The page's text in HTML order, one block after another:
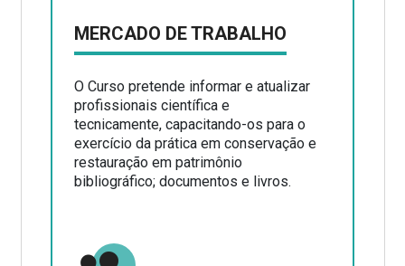
MERCADO DE TRABALHO
O Curso pretende informar e atualizar
profissionais científica e
tecnicamente, capacitando-os para o
exercício da prática em conservação e
restauração em patrimônio
bibliográfico; documentos e livros.